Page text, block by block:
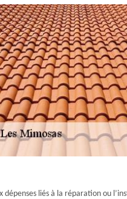
liés à la réparation ou